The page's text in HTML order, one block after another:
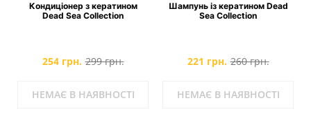
Кондиціонер з кератином
Dead Sea Collection
254 грн. 299 грн.
НЕМАЄ В НАЯВНОСТІ
Шампунь із кератином Dead
Sea Collection
221 грн. 260 грн.
НЕМАЄ В НАЯВНОСТІ